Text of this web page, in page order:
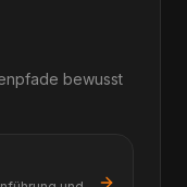
bewusst